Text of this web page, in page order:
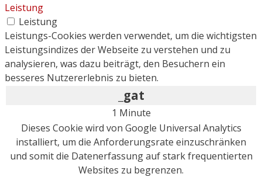
Leistung
Leistung
Leistungs-Cookies werden verwendet, um die wichtigsten
Leistungsindizes der Webseite zu verstehen und zu
analysieren, was dazu beiträgt, den Besuchern ein
besseres Nutzererlebnis zu bieten.
_gat
1 Minute
Dieses Cookie wird von Google Universal Analytics
installiert, um die Anforderungsrate einzuschränken
und somit die Datenerfassung auf stark frequentierten
Websites zu begrenzen.